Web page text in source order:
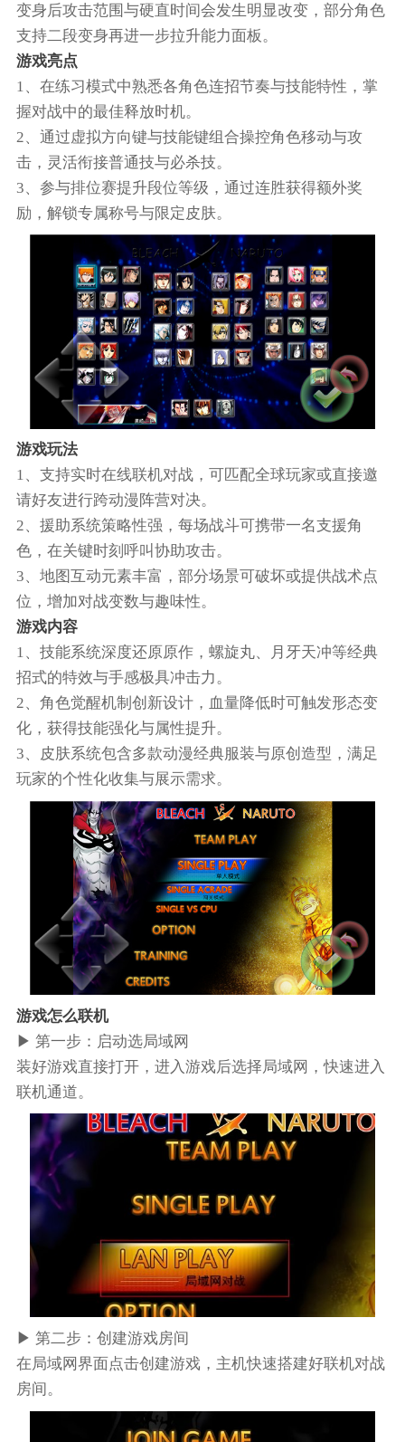
变身后攻击范围与硬直时间会发生明显改变，部分角色
支持二段变身再进一步拉升能力面板。
游戏亮点
1、在练习模式中熟悉各角色连招节奏与技能特性，掌
握对战中的最佳释放时机。
2、通过虚拟方向键与技能键组合操控角色移动与攻
击，灵活衔接普通技与必杀技。
3、参与排位赛提升段位等级，通过连胜获得额外奖
励，解锁专属称号与限定皮肤。
游戏玩法
1、支持实时在线联机对战，可匹配全球玩家或直接邀
请好友进行跨动漫阵营对决。
2、援助系统策略性强，每场战斗可携带一名支援角
色，在关键时刻呼叫协助攻击。
3、地图互动元素丰富，部分场景可破坏或提供战术点
位，增加对战变数与趣味性。
游戏内容
1、技能系统深度还原原作，螺旋丸、月牙天冲等经典
招式的特效与手感极具冲击力。
2、角色觉醒机制创新设计，血量降低时可触发形态变
化，获得技能强化与属性提升。
3、皮肤系统包含多款动漫经典服装与原创造型，满足
玩家的个性化收集与展示需求。
游戏怎么联机
▶ 第一步：启动选局域网
装好游戏直接打开，进入游戏后选择局域网，快速进入
联机通道。
▶ 第二步：创建游戏房间
在局域网界面点击创建游戏，主机快速搭建好联机对战
房间。